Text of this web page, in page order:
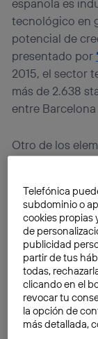
tecnológico en
potencial de
presentado por
2015, el sector
más de 2.638
entre Barcelona
Otro de los
inversores que
España,
también por el
empresa del
Telefónica
subdominio o
cookies propias
de
publicidad
partir de tus
todas,
clicando en el
revocar tu
la opción de
más detallada,